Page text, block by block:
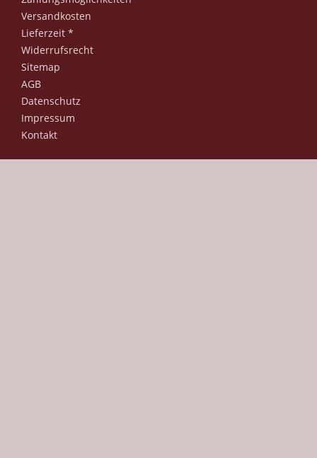
Versandkosten
Lieferzeit *
Widerrufsrecht
Sitemap
AGB
Datenschutz
Impressum
Kontakt